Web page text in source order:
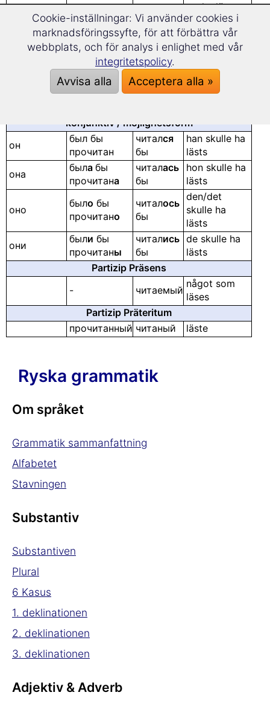
прочитан
читаться
att ha lästs
будет
прочитана
будет
читаться
hon kommer
att ha lästs
будет
прочитано
будет
читаться
den/det
ha lästs
будут
будут
de kommer
konjunktiv / möjlighetsform
он
был бы
прочитан
читался
бы
han skulle ha
lästs
она
была бы
прочитана
читалась
бы
hon skulle ha
lästs
оно
было бы
прочитано
читалось
бы
den/det
skulle ha
lästs
они
были бы
прочитаны
читались
бы
de skulle ha
lästs
Partizip Präsens
-
читаемый
något som
läses
Partizip Präteritum
прочитанный читаный läste
Ryska grammatik
Om språket
Grammatik sammanfattning
Alfabetet
Stavningen
Substantiv
Substantiven
Plural
6 Kasus
1. deklinationen
2. deklinationen
3. deklinationen
Adjektiv & Adverb
Cookie-inställningar: Vi använder cookies i
marknadsföringssyfte, för att förbättra vår
webbplats, och för analys i enlighet med vår
integritetspolicy.
Avvisa alla Acceptera alla »